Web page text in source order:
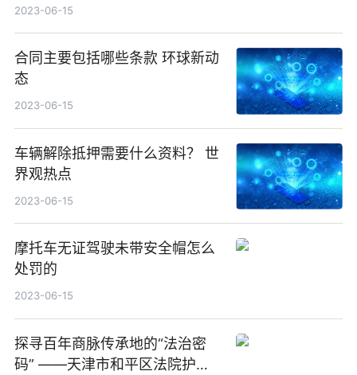
2023-06-15
合同主要包括哪些条款 环球新动
态
2023-06-15
车辆解除抵押需要什么资料？ 世
界观热点
2023-06-15
摩托车无证驾驶未带安全帽怎么
处罚的
2023-06-15
探寻百年商脉传承地的“法治密
码” ——天津市和平区法院护企